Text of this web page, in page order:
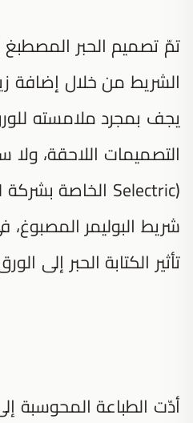
تمّ تصميم الحبر
الشريط من خلال إضافة
يجف بمجرد ملامسته
التصميمات اللاحقة، ولا
شريط البوليمر المصبوغ،
تأثير الكتابة الحبر إلى
أدّت الطباعة المحوسبة